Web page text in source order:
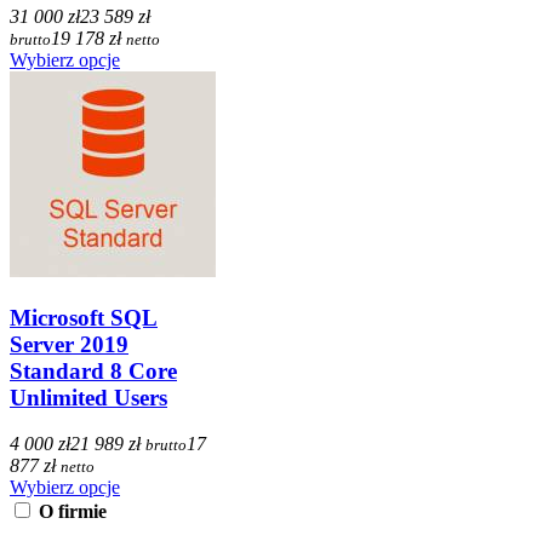
31 000 zł23 589 zł
brutto 19 178 zł netto
Wybierz opcje
Microsoft SQL
Server 2019
Standard 8 Core
Unlimited Users
4 000 zł21 989 zł brutto17
877 zł netto
Wybierz opcje
O firmie